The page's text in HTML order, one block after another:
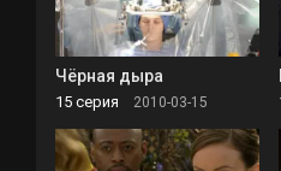
Чёрная дыра
15 серия 2010-03-15